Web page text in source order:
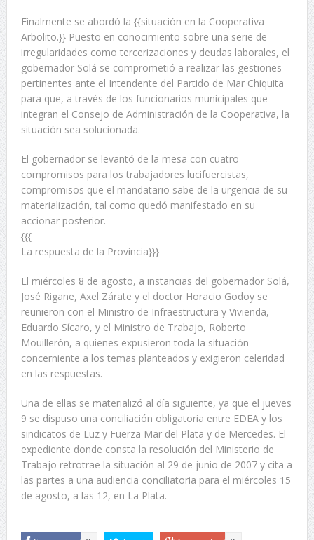
Finalmente se abordó la {{situación en la Cooperativa
Arbolito.}} Puesto en conocimiento sobre una serie de
irregularidades como tercerizaciones y deudas laborales, el
gobernador Solá se comprometió a realizar las gestiones
pertinentes ante el Intendente del Partido de Mar Chiquita
para que, a través de los funcionarios municipales que
integran el Consejo de Administración de la Cooperativa, la
situación sea solucionada.
El gobernador se levantó de la mesa con cuatro
compromisos para los trabajadores lucifuercistas,
compromisos que el mandatario sabe de la urgencia de su
materialización, tal como quedó manifestado en su
accionar posterior.
{{{
La respuesta de la Provincia}}}
El miércoles 8 de agosto, a instancias del gobernador Solá,
José Rigane, Axel Zárate y el doctor Horacio Godoy se
reunieron con el Ministro de Infraestructura y Vivienda,
Eduardo Sícaro, y el Ministro de Trabajo, Roberto
Mouillerón, a quienes expusieron toda la situación
concerniente a los temas planteados y exigieron celeridad
en las respuestas.
Una de ellas se materializó al día siguiente, ya que el jueves
9 se dispuso una conciliación obligatoria entre EDEA y los
sindicatos de Luz y Fuerza Mar del Plata y de Mercedes. El
expediente donde consta la resolución del Ministerio de
Trabajo retrotrae la situación al 29 de junio de 2007 y cita a
las partes a una audiencia conciliatoria para el miércoles 15
de agosto, a las 12, en La Plata.